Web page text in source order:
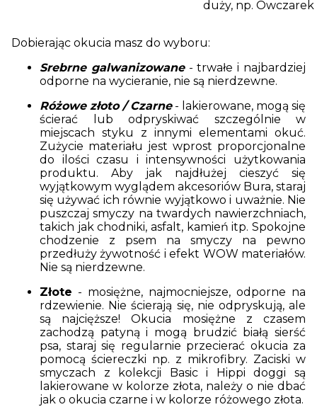
duży, np.
Dobierając okucia masz do wyboru:
Srebrne galwanizowane- trwałe i najbardziej
odporne na wycieranie, nie są nierdzewne.
Różowe złoto / Czarne- lakierowane, mogą się
ścierać lub odpryskiwać szczególnie w
miejscach styku z innymi elementami okuć.
Zużycie materiału jest wprost proporcjonalne
do ilości czasu i intensywności użytkowania
produktu. Aby jak najdłużej cieszyć się
wyjątkowym wyglądem akcesoriów Bura, staraj
się używać ich równie wyjątkowo i uważnie. Nie
puszczaj smyczy na twardych nawierzchniach,
takich jak chodniki, asfalt, kamień itp. Spokojne
chodzenie z psem na smyczy na pewno
przedłuży żywotność i efekt WOW materiałów.
Nie są nierdzewne.
Złote - mosiężne, najmocniejsze, odporne na
rdzewienie. Nie ścierają się, nie odpryskują, ale
są najcięższe! Okucia mosiężne z czasem
zachodzą patyną i mogą brudzić białą sierść
psa, staraj się regularnie przecierać okucia za
pomocą ściereczki np. z mikrofibry. Zaciski w
smyczach z kolekcji Basic i Hippi doggi są
lakierowane w kolorze złota, należy o nie dbać
jak o okucia czarne i w kolorze różowego złota.